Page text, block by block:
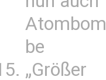
Atombom
be
„Größer